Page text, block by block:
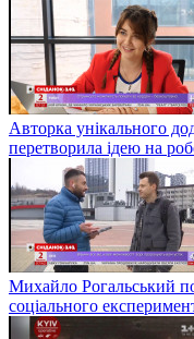
Авторка унікального
перетворила ідею на
Михайло Рогальський
соціального